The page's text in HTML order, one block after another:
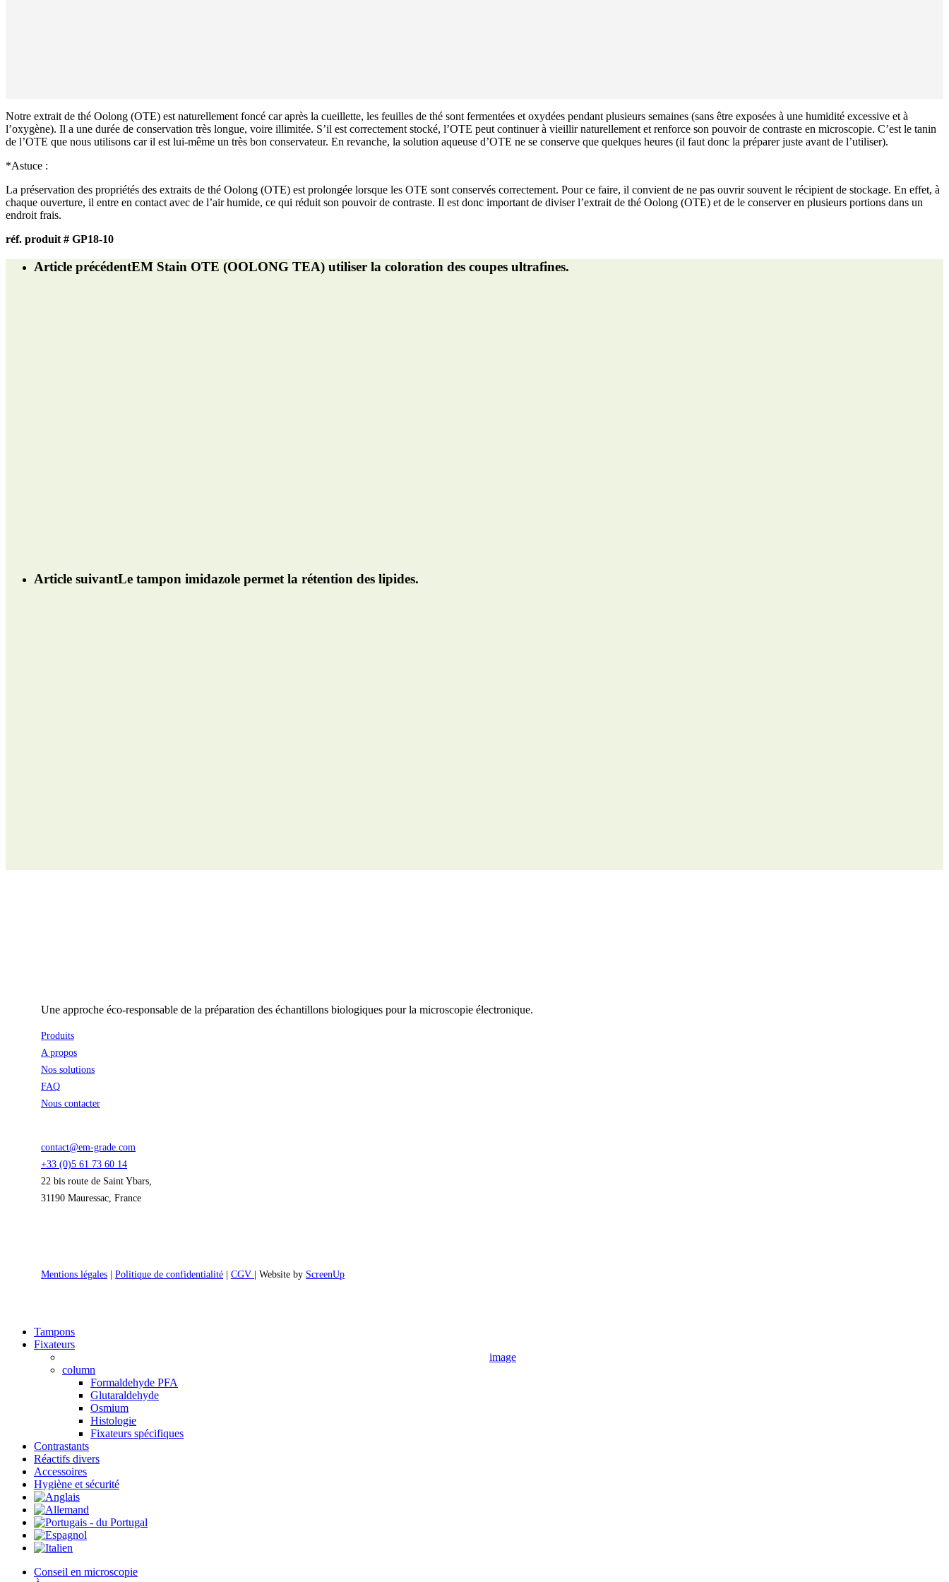
Notre extrait de thé Oolong (OTE) est naturellement foncé car après la cueillette, les feuilles de thé sont fermentées et oxydées pendant plusieurs semaines (sans être exposées à une humidité excessive et à
l’oxygène). Il a une durée de conservation très longue, voire illimitée. S’il est correctement stocké, l’OTE peut continuer à vieillir naturellement et renforce son pouvoir de contraste en microscopie. C’est le tanin
de l’OTE que nous utilisons car il est lui-même un très bon conservateur. En revanche, la solution aqueuse d’OTE ne se conserve que quelques heures (il faut donc la préparer juste avant de l’utiliser).
*Astuce :
La préservation des propriétés des extraits de thé Oolong (OTE) est prolongée lorsque les OTE sont conservés correctement. Pour ce faire, il convient de ne pas ouvrir souvent le récipient de stockage. En effet, à
chaque ouverture, il entre en contact avec de l’air humide, ce qui réduit son pouvoir de contraste. Il est donc important de diviser l’extrait de thé Oolong (OTE) et de le conserver en plusieurs portions dans un
endroit frais.
réf. produit # GP18-10
Article précédentEM Stain OTE (OOLONG TEA) utiliser la coloration des coupes ultrafines.
Article suivantLe tampon imidazole permet la rétention des lipides.
Une approche éco-responsable de la préparation des échantillons biologiques pour la microscopie électronique.
Produits
A propos
Nos solutions
FAQ
Nous contacter
contact@em-grade.com
+33 (0)5 61 73 60 14
22 bis route de Saint Ybars,
31190 Mauressac, France
Mentions légales Politique de confidentialité CGV | Website by ScreenUp
Close
Menu
Tampons
Fixateurs
image
column
Formaldehyde PFA
Glutaraldehyde
Osmium
Histologie
Fixateurs spécifiques
Contrastants
Réactifs divers
Accessoires
Hygiène et sécurité
Conseil en microscopie